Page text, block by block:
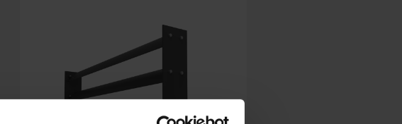
English - Canada
Middle East